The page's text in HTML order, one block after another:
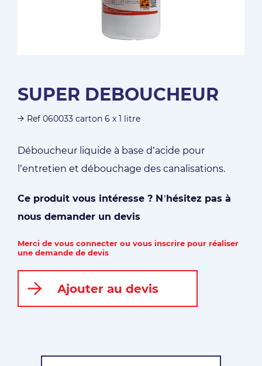
SUPER DEBOUCHEUR
Ref 060033 carton 6 x 1 litre
Déboucheur liquide à base d’acide pour
l’entretien et débouchage des canalisations.
Ce produit vous intéresse ? N’hésitez pas à
nous demander un devis
Merci de vous connecter ou vous inscrire pour réaliser
une demande de devis
Ajouter au devis